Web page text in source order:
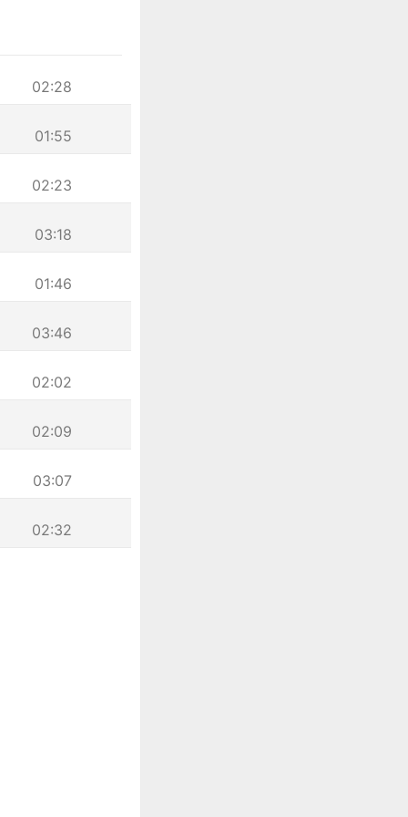
02:28
01:55
02:23
03:18
01:46
03:46
02:02
02:09
03:07
02:32